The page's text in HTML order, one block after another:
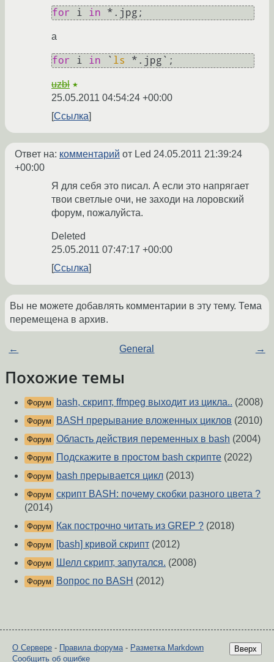
for i in *.jpg;
а
for i in ` ls *.jpg`;
uzbl ★
25.05.2011 04:54:24 +00:00
Ссылка
Ответ на: комментарий от Led 24.05.2011 21:39:24
+00:00
Я для себя это писал. А если это напрягает
твои светлые очи, не заходи на лоровский
форум, пожалуйста.
Deleted
25.05.2011 07:47:17 +00:00
Ссылка
Вы не можете добавлять комментарии в эту тему. Тема
перемещена в архив.
← General →
Похожие темы
Форум bash, скрипт, ffmpeg выходит из цикла.. (2008)
Форум BASH прерывание вложенных циклов (2010)
Форум Область действия переменных в bash (2004)
Форум Подскажите в простом bash скрипте (2022)
Форум bash прерывается цикл (2013)
Форум скрипт BASH: почему скобки разного цвета ?
(2014)
Форум Как построчно читать из GREP ? (2018)
Форум [bash] кривой скрипт (2012)
Форум Шелл скрипт, запутался. (2008)
Форум Вопрос по BASH (2012)
Вверх
О Сервере - Правила форума- Разметка Markdown
Сообщить об ошибке